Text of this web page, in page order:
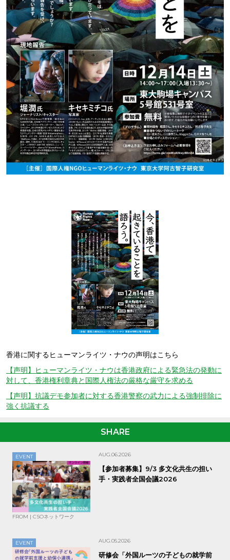
香港に関するヒューマンライツ・ナウの声明はこちら
【声明】ヒューマンライツ・ナウは香港政府による緊急法の発動に
対して、香港権利章典と国際人権法の厳格な厳守を求める
【声明】抗議デモ参加者に対する香港警察の武力による強制排除に
強く抗議する
SHARE
EVENT AUG.06.2026
【参加者募集】9/3 多文化共生の担い
手・実践者全国会議2026
FROM | CSOネットワーク
EVENT AUG.05.2026
研修会「外国ルーツの子どもの就学前